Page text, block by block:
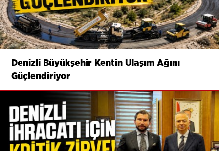
Denizli Büyükşehir Kentin Ulaşım Ağını
Güçlendiriyor